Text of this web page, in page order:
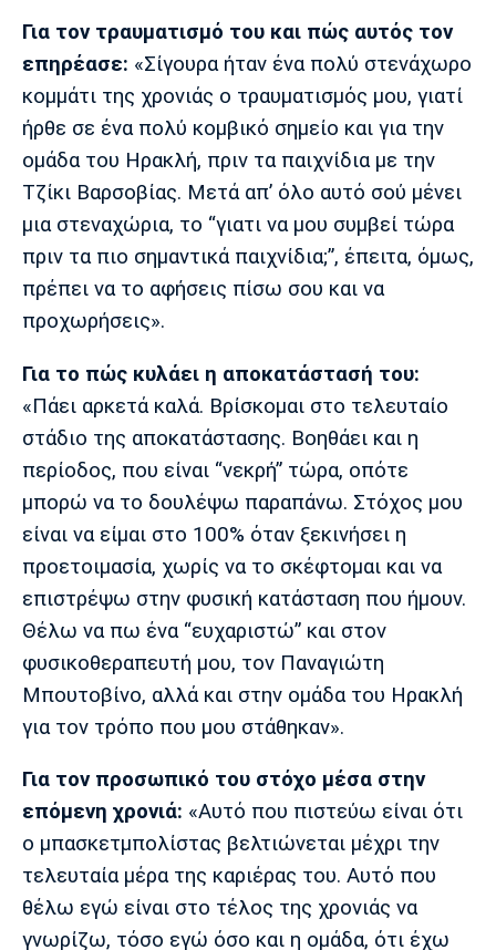
Για τον τραυματισμό του και πώς αυτός τον
επηρέασε: «Σίγουρα ήταν ένα πολύ στενάχωρο
κομμάτι της χρονιάς ο τραυματισμός μου, γιατί
ήρθε σε ένα πολύ κομβικό σημείο και για την
ομάδα του Ηρακλή, πριν τα παιχνίδια με την
Τζίκι Βαρσοβίας. Μετά απ’ όλο αυτό σού μένει
μια στεναχώρια, το “γιατι να μου συμβεί τώρα
πριν τα πιο σημαντικά παιχνίδια;”, έπειτα, όμως,
πρέπει να το αφήσεις πίσω σου και να
προχωρήσεις».
Για το πώς κυλάει η αποκατάστασή του:
«Πάει αρκετά καλά. Βρίσκομαι στο τελευταίο
στάδιο της αποκατάστασης. Βοηθάει και η
περίοδος, που είναι “νεκρή” τώρα, οπότε
μπορώ να το δουλέψω παραπάνω. Στόχος μου
είναι να είμαι στο 100% όταν ξεκινήσει η
προετοιμασία, χωρίς να το σκέφτομαι και να
επιστρέψω στην φυσική κατάσταση που ήμουν.
Θέλω να πω ένα “ευχαριστώ” και στον
φυσικοθεραπευτή μου, τον Παναγιώτη
Μπουτοβίνο, αλλά και στην ομάδα του Ηρακλή
για τον τρόπο που μου στάθηκαν».
Για τον προσωπικό του στόχο μέσα στην
επόμενη χρονιά: «Αυτό που πιστεύω είναι ότι
ο μπασκετμπολίστας βελτιώνεται μέχρι την
τελευταία μέρα της καριέρας του. Αυτό που
θέλω εγώ είναι στο τέλος της χρονιάς να
γνωρίζω, τόσο εγώ όσο και η ομάδα, ότι έχω